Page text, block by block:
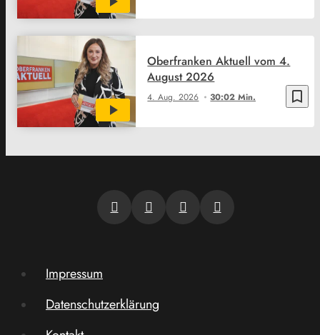
bookmark_border
4. Aug. 2026 30:02 Min.
Oberfranken Aktuell vom 4.
August 2026
Impressum
Datenschutzerklärung